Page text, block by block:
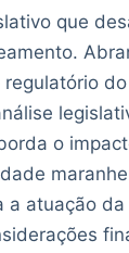
que
regulatório do
o
a atuação da